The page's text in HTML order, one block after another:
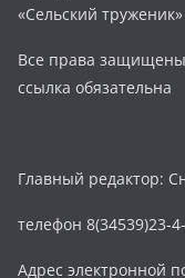
«Сельский труженик»
Все права
ссылка обязательна
Главный редактор:
телефон 8(34539)23-
Адрес электронной